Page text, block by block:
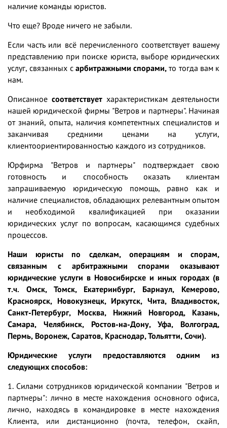
наличие команды юристов.
Что еще? Вроде ничего не забыли.
Если часть или всё перечисленного соответствует вашему
представлению при поиске юриста, выборе юридических
услуг, связанных с арбитражными спорами, то тогда вам к
нам.
Описанное соответствует характеристикам деятельности
нашей юридической фирмы "Ветров и партнеры". Начиная
от знаний, опыта, наличия компетентных специалистов и
заканчивая средними ценами на услуги,
клиентоориентированностью каждого из сотрудников.
Юрфирма "Ветров и партнеры" подтверждает свою
готовность и способность оказать клиентам
запрашиваемую юридическую помощь, равно как и
наличие специалистов, обладающих релевантным опытом
и необходимой квалификацией при оказании
юридических услуг по вопросам, касающимся судебных
процессов.
Наши юристы
по сделкам, операциям и спорам,
связанным с арбитражными спорами оказывают
юридические услуги в Новосибирске и иных городах (в
т.ч. Омск, Томск, Екатеринбург, Барнаул, Кемерово,
Красноярск, Новокузнецк, Иркутск, Чита, Владивосток,
Санкт-Петербург, Москва, Нижний Новгород, Казань,
Самара, Челябинск, Ростов-на-Дону, Уфа, Волгоград,
Пермь, Воронеж, Саратов, Краснодар, Тольятти, Сочи).
Юридические услуги предоставляются одним из
следующих способов:
1. Силами сотрудников юридической компании "Ветров и
партнеры": лично в месте нахождения основного офиса,
лично, находясь в командировке в месте нахождения
Клиента, или дистанционно (почта, телефон, скайп,